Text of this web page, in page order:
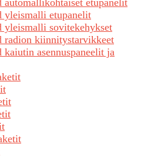
automallikohtaiset etupanelit
yleismalli etupanelit
yleismalli sovitekehykset
radion kiinnitystarvikkeet
kaiutin asennuspaneelit ja